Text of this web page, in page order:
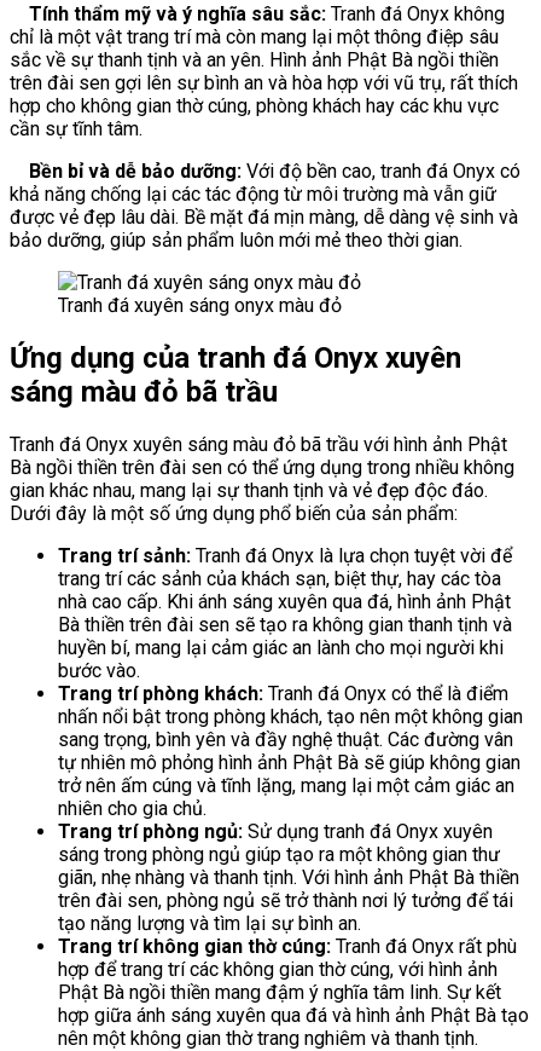
Tính thẩm mỹ và ý nghĩa sâu sắc: Tranh đá Onyx không
chỉ là một vật trang trí mà còn mang lại một thông điệp sâu
sắc về sự thanh tịnh và an yên. Hình ảnh Phật Bà ngồi thiền
trên đài sen gợi lên sự bình an và hòa hợp với vũ trụ, rất thích
hợp cho không gian thờ cúng, phòng khách hay các khu vực
cần sự tĩnh tâm.
Bền bỉ và dễ bảo dưỡng: Với độ bền cao, tranh đá Onyx có
khả năng chống lại các tác động từ môi trường mà vẫn giữ
được vẻ đẹp lâu dài. Bề mặt đá mịn màng, dễ dàng vệ sinh và
bảo dưỡng, giúp sản phẩm luôn mới mẻ theo thời gian.
Tranh đá xuyên sáng onyx màu đỏ
Ứng dụng của tranh đá Onyx xuyên
sáng màu đỏ bã trầu
Tranh đá Onyx xuyên sáng màu đỏ bã trầu với hình ảnh Phật
Bà ngồi thiền trên đài sen có thể ứng dụng trong nhiều không
gian khác nhau, mang lại sự thanh tịnh và vẻ đẹp độc đáo.
Dưới đây là một số ứng dụng phổ biến của sản phẩm:
Trang trí sảnh: Tranh đá Onyx là lựa chọn tuyệt vời để
trang trí các sảnh của khách sạn, biệt thự, hay các tòa
nhà cao cấp. Khi ánh sáng xuyên qua đá, hình ảnh Phật
Bà thiền trên đài sen sẽ tạo ra không gian thanh tịnh và
huyền bí, mang lại cảm giác an lành cho mọi người khi
bước vào.
Trang trí phòng khách: Tranh đá Onyx có thể là điểm
nhấn nổi bật trong phòng khách, tạo nên một không gian
sang trọng, bình yên và đầy nghệ thuật. Các đường vân
tự nhiên mô phỏng hình ảnh Phật Bà sẽ giúp không gian
trở nên ấm cúng và tĩnh lặng, mang lại một cảm giác an
nhiên cho gia chủ.
Trang trí phòng ngủ: Sử dụng tranh đá Onyx xuyên
sáng trong phòng ngủ giúp tạo ra một không gian thư
giãn, nhẹ nhàng và thanh tịnh. Với hình ảnh Phật Bà thiền
trên đài sen, phòng ngủ sẽ trở thành nơi lý tưởng để tái
tạo năng lượng và tìm lại sự bình an.
Trang trí không gian thờ cúng: Tranh đá Onyx rất phù
hợp để trang trí các không gian thờ cúng, với hình ảnh
Phật Bà ngồi thiền mang đậm ý nghĩa tâm linh. Sự kết
hợp giữa ánh sáng xuyên qua đá và hình ảnh Phật Bà tạo
nên một không gian thờ trang nghiêm và thanh tịnh.